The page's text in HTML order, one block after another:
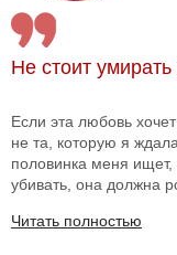
Не стоит
Если эта любовь
не та, которую я
половинка меня
убивать, она должна
Читать полностью